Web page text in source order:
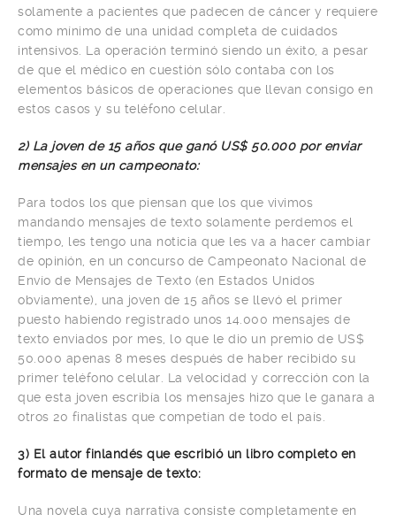
solamente a pacientes que padecen de cáncer y requiere
como mínimo de una unidad completa de cuidados
intensivos. La operación terminó siendo un éxito, a pesar
de que el médico en cuestión sólo contaba con los
elementos básicos de operaciones que llevan consigo en
estos casos y su teléfono celular.
2) La joven de 15 años que ganó US$ 50.000 por enviar
mensajes en un campeonato:
Para todos los que piensan que los que vivimos
mandando mensajes de texto solamente perdemos el
tiempo, les tengo una noticia que les va a hacer cambiar
de opinión, en un concurso de Campeonato Nacional de
Envío de Mensajes de Texto (en Estados Unidos
obviamente), una joven de 15 años se llevó el primer
puesto habiendo registrado unos 14.000 mensajes de
texto enviados por mes, lo que le dio un premio de US$
50.000 apenas 8 meses después de haber recibido su
primer teléfono celular. La velocidad y corrección con la
que esta joven escribía los mensajes hizo que le ganara a
otros 20 finalistas que competían de todo el país.
3) El autor finlandés que escribió un libro completo en
formato de mensaje de texto:
Una novela cuya narrativa consiste completamente en